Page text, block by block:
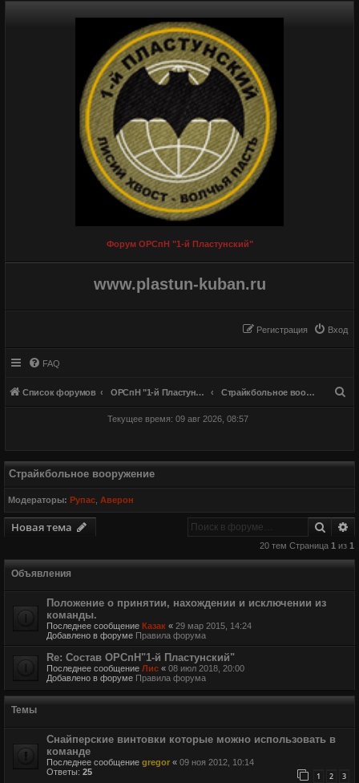
Форум ОРСпН "1-й Пластунский"
www.plastun-kuban.ru
Вход
Регистрация
FAQ
Список форумов ОРСпН "1-й Пластунский" Страйкбольное вооружение
Текущее время: 09 авг 2026, 08:57
Страйкбольное вооружение
Модераторы: Рупас ,Аверон
Новая тема Поиск
20 тем Страница 1 из 1
Объявления
Положение о принятии, нахождении и исключении из
команды.
Последнее сообщение Казак « 29 мар 2015, 14:24
Добавлено в форуме Правила форума
Re: Состав ОРСпН"1-й Пластунский"
Последнее сообщение Лис « 08 июл 2018, 20:00
Добавлено в форуме Правила форума
Темы
Снайперские винтовки которые можно использовать в
команде
Последнее сообщение gregor « 09 ноя 2012, 10:14
Ответы: 25 1 2 3